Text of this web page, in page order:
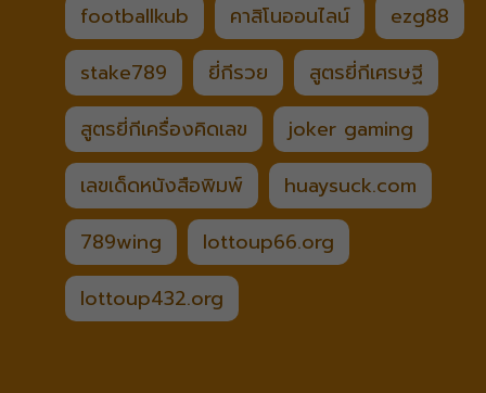
footballkub
คาสิโนออนไลน์
ezg88
stake789
ยี่กีรวย
สูตรยี่กีเศรษฐี
สูตรยี่กีเครื่องคิดเลข
joker gaming
เลขเด็ดหนังสือพิมพ์
huaysuck.com
789wing
lottoup66.org
lottoup432.org